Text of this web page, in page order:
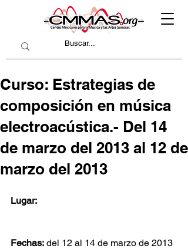
Curso: Estrategias de
composición en música
electroacústica.- Del 14
de marzo del 2013 al 12 de
marzo del 2013
Lugar:
Fechas: del 12 al 14 de marzo de 2013